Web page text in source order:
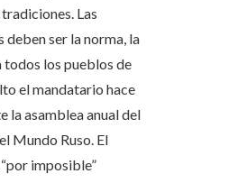
Las
deben ser la norma, la
los pueblos de
el mandatario hace
la asamblea anual del
Mundo Ruso. El
imposible”